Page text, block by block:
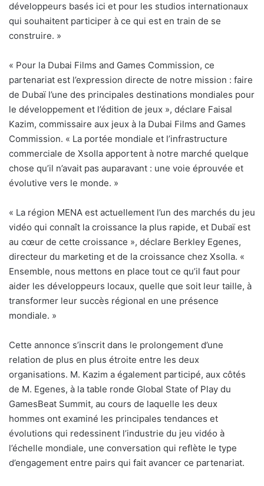
développeurs basés ici et pour les studios internationaux
qui souhaitent participer à ce qui est en train de se
construire. »
« Pour la Dubai Films and Games Commission, ce
partenariat est l’expression directe de notre mission : faire
de Dubaï l’une des principales destinations mondiales pour
le développement et l’édition de jeux », déclare Faisal
Kazim, commissaire aux jeux à la Dubai Films and Games
Commission. « La portée mondiale et l’infrastructure
commerciale de Xsolla apportent à notre marché quelque
chose qu’il n’avait pas auparavant : une voie éprouvée et
évolutive vers le monde. »
« La région MENA est actuellement l’un des marchés du jeu
vidéo qui connaît la croissance la plus rapide, et Dubaï est
au cœur de cette croissance », déclare Berkley Egenes,
directeur du marketing et de la croissance chez Xsolla. «
Ensemble, nous mettons en place tout ce qu’il faut pour
aider les développeurs locaux, quelle que soit leur taille, à
transformer leur succès régional en une présence
mondiale. »
Cette annonce s’inscrit dans le prolongement d’une
relation de plus en plus étroite entre les deux
organisations. M. Kazim a également participé, aux côtés
de M. Egenes, à la table ronde Global State of Play du
GamesBeat Summit, au cours de laquelle les deux
hommes ont examiné les principales tendances et
évolutions qui redessinent l’industrie du jeu vidéo à
l’échelle mondiale, une conversation qui reflète le type
d’engagement entre pairs qui fait avancer ce partenariat.